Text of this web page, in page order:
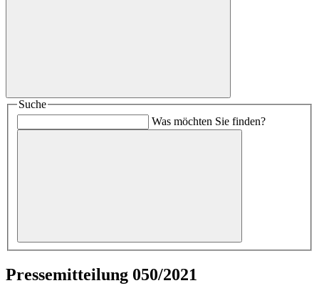
Suche
Was möchten Sie finden?
Pressemitteilung 050/2021